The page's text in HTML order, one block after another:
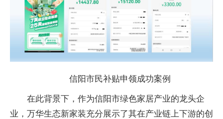
信阳市民补贴申领成功案例
在此背景下，作为信阳市绿色家居产业的龙头企
业，万华生态新家装充分展示了其在产业链上下游的创